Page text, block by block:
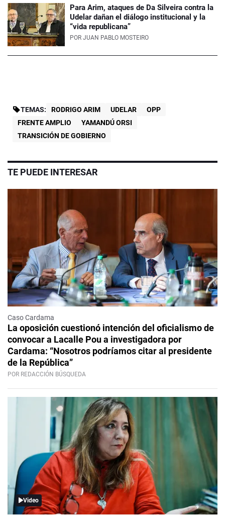
Para Arim, ataques de Da Silveira contra la
Udelar dañan el diálogo institucional y la
“vida republicana”
POR JUAN PABLO MOSTEIRO
TEMAS: RODRIGO ARIM UDELAR
OPP
FRENTE AMPLIO
YAMANDÚ ORSI
TRANSICIÓN DE GOBIERNO
TE PUEDE INTERESAR
Caso Cardama
La oposición cuestionó intención del oficialismo de
convocar a Lacalle Pou a investigadora por
Cardama: “Nosotros podríamos citar al presidente
de la República”
POR REDACCIÓN BÚSQUEDA
Video